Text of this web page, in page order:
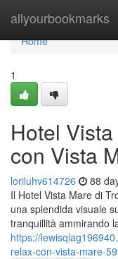
allyourbookmarks
Home
Home
1
Hotel
con Vista
loriluhv614726 88
Il Hotel Vista Mare di
una splendida visuale
tranquillità ammirando
https://
relax-con-vista-mare-